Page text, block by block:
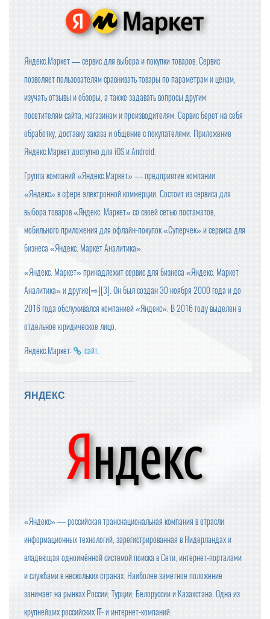
Яндекс.Маркет — сервис для выбора и покупки товаров. Сервис
позволяет пользователям сравнивать товары по параметрам и ценам,
изучать отзывы и обзоры, а также задавать вопросы другим
посетителям сайта, магазинам и производителям. Сервис берет на себя
обработку, доставку заказа и общение с покупателями. Приложение
Яндекс.Маркет доступно для iOS и Android.
Группа компаний «Яндекс.Маркет» — предприятие компании
«Яндекс» в сфере электронной коммерции. Состоит из сервиса для
выбора товаров «Яндекс. Маркет» со своей сетью постаматов,
мобильного приложения для офлайн-покупок «Суперчек» и сервиса для
бизнеса «Яндекс. Маркет Аналитика».
«Яндекс. Маркет» принадлежит сервис для бизнеса «Яндекс. Маркет
Аналитика» и другие[⇨][3]. Он был создан 30 ноября 2000 года и до
2016 года обслуживался компанией «Яндекс». В 2016 году выделен в
отдельное юридическое лицо.
Яндекс.Маркет: сайт.
ЯНДЕКС
«Яндекс» — российская транснациональная компания в отрасли
информационных технологий, зарегистрированная в Нидерландах и
владеющая одноимённой системой поиска в Сети, интернет-порталами
и службами в нескольких странах. Наиболее заметное положение
занимает на рынках России, Турции, Белоруссии и Казахстана. Одна из
крупнейших российских IT- и интернет-компаний.